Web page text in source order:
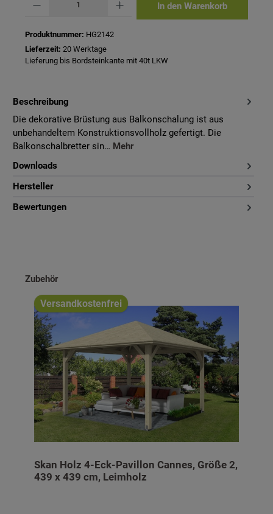
In den Warenkorb
Produktnummer: HG2142
Lieferzeit: 20 Werktage
Lieferung bis Bordsteinkante mit 40t LKW
Beschreibung
Die dekorative Brüstung aus Balkonschalung ist aus
unbehandeltem Konstruktionsvollholz gefertigt. Die
Balkonschalbretter sin… Mehr
Downloads
Hersteller
Bewertungen
Produktgalerie überspringen
Zubehör
Versandkostenfrei
Skan Holz 4-Eck-Pavillon Cannes, Größe 2,
439 x 439 cm, Leimholz